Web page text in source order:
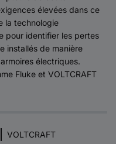
élevées dans ce
la technologie
pour identifier les pertes
installés de manière
électriques.
Fluke et VOLTCRAFT
VOLTCRAFT